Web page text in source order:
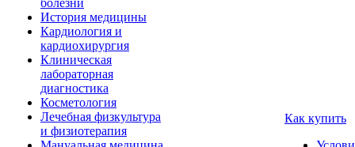
болезни
История медицины
Кардиология и
кардиохирургия
Клиническая
лабораторная
диагностика
Косметология
Лечебная физкультура
и физиотерапия
Как купить